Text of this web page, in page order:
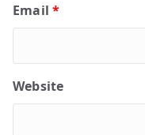
Email*
Website